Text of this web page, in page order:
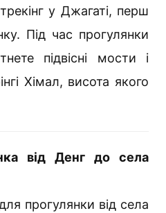
у Джагаті, перш
Під час прогулянки
підвісні мости і
Хімал, висота якого
від Денг до села
прогулянки від села